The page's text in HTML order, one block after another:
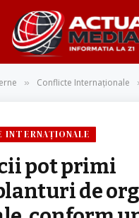
» Conflicte Internaționale
INTERNAȚIONALE
pot primi
de